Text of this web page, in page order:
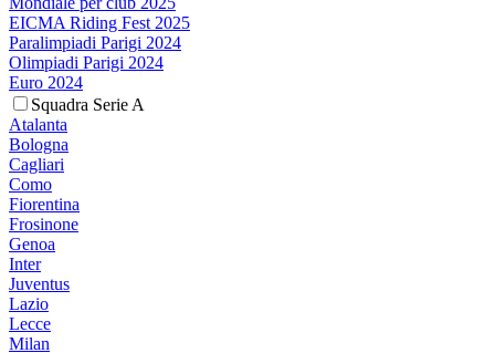
EICMA Riding Fest 2025
Paralimpiadi Parigi 2024
Olimpiadi Parigi 2024
Euro 2024
Squadra Serie A
Atalanta
Bologna
Cagliari
Como
Fiorentina
Frosinone
Genoa
Inter
Juventus
Lazio
Lecce
Milan